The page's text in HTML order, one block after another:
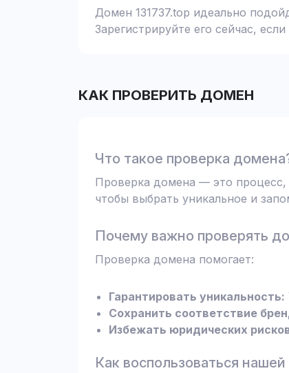
Домен 131737.top идеально
Зарегистрируйте его сейчас,
КАК ПРОВЕРИТЬ ДОМЕН
Что такое проверка
Проверка домена — это
чтобы выбрать уникальное и
Почему важно проверять
Проверка домена помогает:
Гарантировать уникальность:
Сохранить соответствие
Избежать юридических
Как воспользоваться